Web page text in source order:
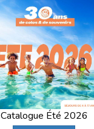
Catalogue Été 2026